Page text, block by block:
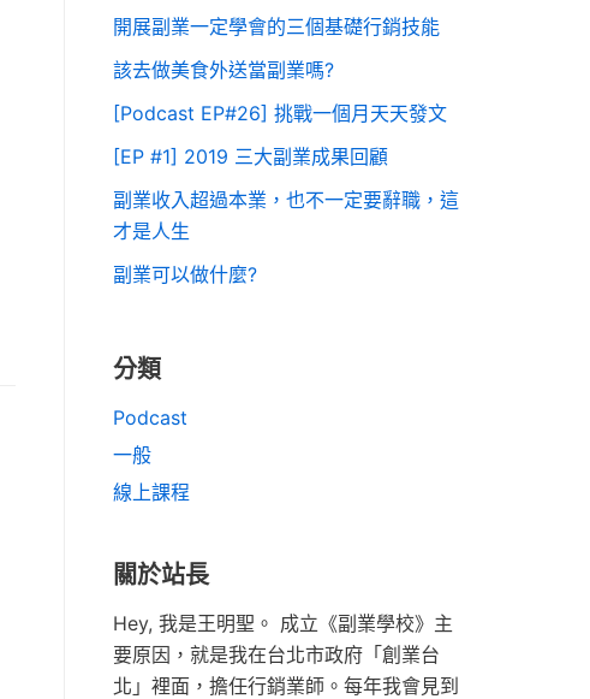
開展副業一定學會的三個基礎行銷技能
該去做美食外送當副業嗎?
[Podcast EP#26] 挑戰一個月天天發文
[EP #1] 2019 三大副業成果回顧
副業收入超過本業，也不一定要辭職，這
才是人生
副業可以做什麼?
分類
Podcast
一般
線上課程
關於站長
Hey, 我是王明聖。 成立《副業學校》主
要原因，就是我在台北市政府「創業台
北」裡面，擔任行銷業師。每年我會見到